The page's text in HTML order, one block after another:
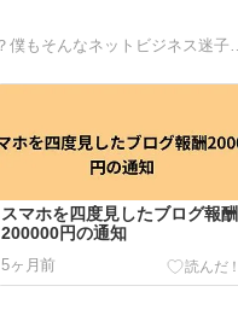
スマホを四度見したブログ報酬
200000円の通知
5ヶ月前